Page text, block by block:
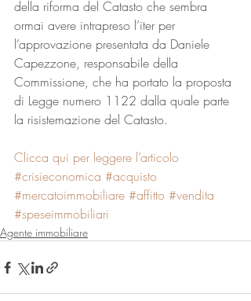
della riforma del Catasto che sembra
ormai avere intrapreso l’iter per
l’approvazione presentata da Daniele
Capezzone, responsabile della
Commissione, che ha portato la proposta
di Legge numero 1122 dalla quale parte
la risistemazione del Catasto.
Clicca qui per leggere l’articolo
#crisieconomica #acquisto
#mercatoimmobiliare #affitto #vendita
#speseimmobiliari
Agente immobiliare